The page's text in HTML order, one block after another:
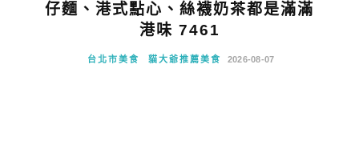
仔麵、港式點心、絲襪奶茶都是滿滿
港味 7461
台北市美食 貓大爺推薦美食 2026-08-07